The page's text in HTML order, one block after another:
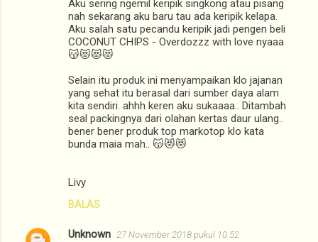
Aku sering ngemil keripik singkong atau pisang
nah sekarang aku baru tau ada keripik kelapa.
Aku salah satu pecandu keripik jadi pengen beli
COCONUT CHIPS - Overdozzz with love nyaaa
😽😻😻😻
Selain itu produk ini menyampaikan klo jajanan
yang sehat itu berasal dari sumber daya alam
kita sendiri. ahhh keren aku sukaaaa.. Ditambah
seal packingnya dari olahan kertas daur ulang..
bener bener produk top markotop klo kata
bunda maia mah.. 😽😻😻
Livy
BALAS
Unknown 27 November 2018 pukul 10.52